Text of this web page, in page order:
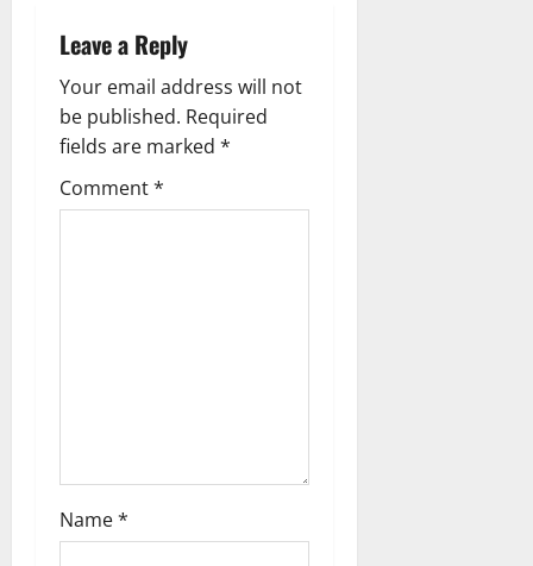
v
i
g
a
t
Leave a Reply
Your email address will not
be published. Required
fields are marked *
Comment*
Name*